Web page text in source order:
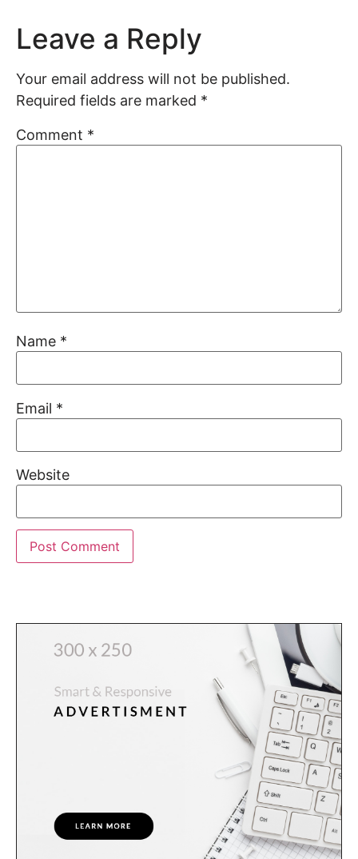
Leave a Reply
Your email address will not be published.
Required fields are marked *
Comment *
Name *
Email *
Website